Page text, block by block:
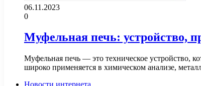
06.11.2023
0
Муфельная печь: устройство,
Муфельная печь — это техническое устройство,
широко применяется в химическом анализе,